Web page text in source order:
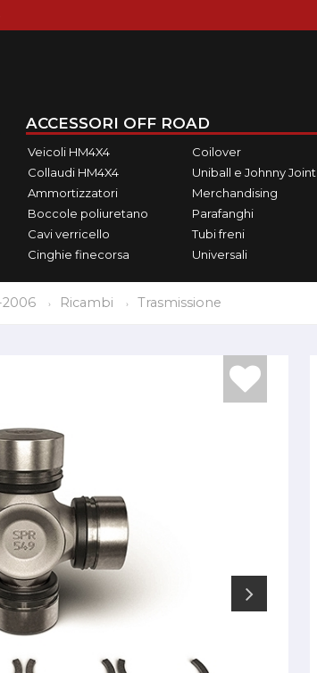
ACCESSORI OFF ROAD
Veicoli HM4X4
Collaudi HM4X4
Ammortizzatori
Boccole poliuretano
Cavi verricello
Cinghie finecorsa
Coilover
Uniball e Johnny Joint
Merchandising
Parafanghi
Tubi freni
Universali
2006 Ricambi Trasmissione